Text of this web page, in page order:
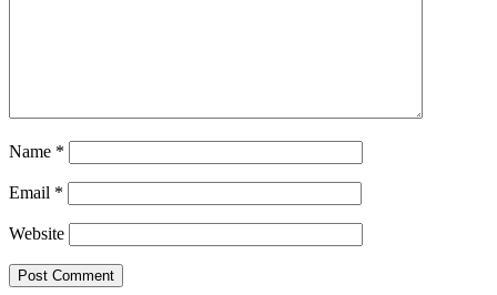
Name *
Email *
Website